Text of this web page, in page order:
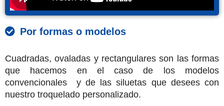
Por formas o modelos
Cuadradas, ovaladas y rectangulares son las formas
que hacemos en el caso de los modelos
convencionales y de las siluetas que desees con
nuestro troquelado personalizado.